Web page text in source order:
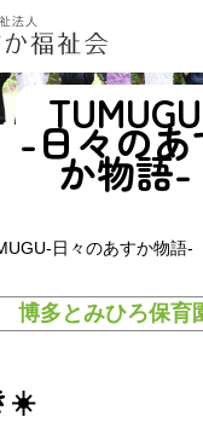
TUMUGU
-日々のあ
か物語-
日々のあすか物語-
博多とみひろ保育
☀️